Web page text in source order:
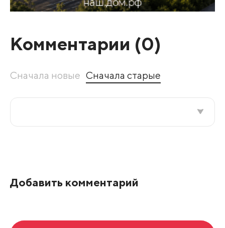
Комментарии (0)
Сначала новые Сначала старые
Добавить комментарий